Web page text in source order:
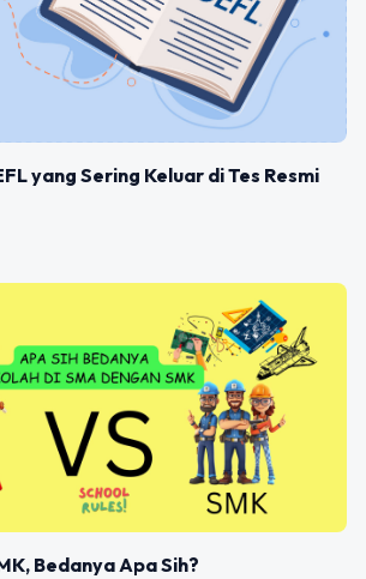
yang Sering Keluar di Tes Resmi
Bedanya Apa Sih?